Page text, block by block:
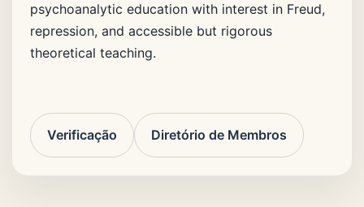
psychoanalytic education with interest in Freud,
repression, and accessible but rigorous
theoretical teaching.
Verificação Diretório de Membros